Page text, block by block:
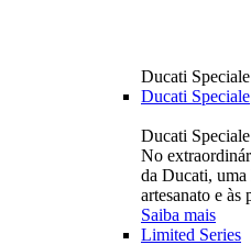
Ducati Speciale
Ducati Speciale
Ducati Speciale
No
da Ducati, uma
artesanato e às
Saiba mais
Limited Series